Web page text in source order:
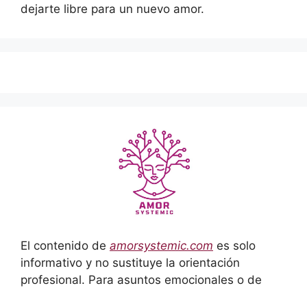
dejarte libre para un nuevo amor.
El contenido de amorsystemic.com es solo
informativo y no sustituye la orientación
profesional. Para asuntos emocionales o de